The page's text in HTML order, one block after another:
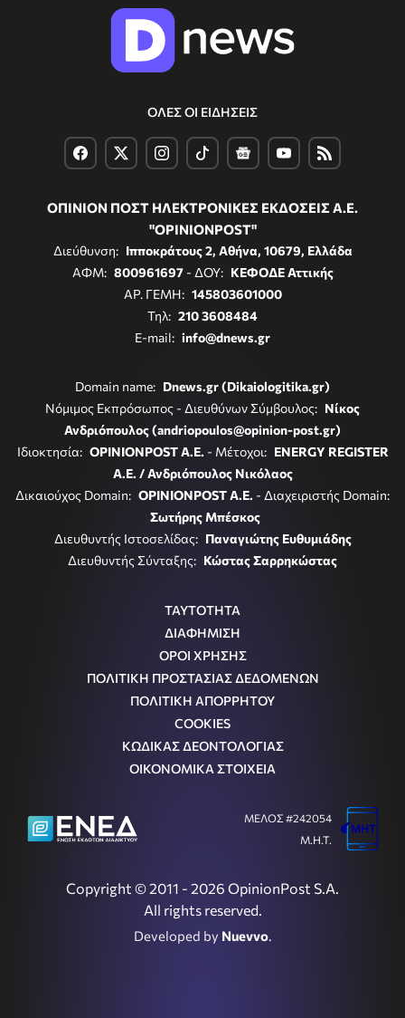
ΟΛΕΣ ΟΙ ΕΙΔΗΣΕΙΣ
ΟΠΙΝΙΟΝ ΠΟΣΤ ΗΛΕΚΤΡΟΝΙΚΕΣ ΕΚΔΟΣΕΙΣ Α.Ε.
"OPINIONPOST"
Διεύθυνση: Ιπποκράτους 2, Αθήνα, 10679, Ελλάδα
ΑΦΜ: 800961697- ΔΟΥ: ΚΕΦΟΔΕ Αττικής
ΑΡ. ΓΕΜΗ: 145803601000
Τηλ: 210 3608484
E-mail: info@dnews.gr
Domain name: Dnews.gr (Dikaiologitika.gr)
Νόμιμος Εκπρόσωπος - Διευθύνων Σύμβουλος: Νίκος
Ανδριόπουλος (andriopoulos@opinion-post.gr)
Ιδιοκτησία: OPINIONPOST A.E. - Μέτοχοι: ENERGY REGISTER
Α.Ε. / Ανδριόπουλος Νικόλαος
Δικαιούχος Domain: OPINIONPOST A.E. - Διαχειριστής Domain:
Σωτήρης Μπέσκος
Διευθυντής Ιστοσελίδας: Παναγιώτης Ευθυμιάδης
Διευθυντής Σύνταξης: Κώστας Σαρρηκώστας
ΤΑΥΤΟΤΗΤΑ
ΔΙΑΦΗΜΙΣΗ
ΟΡΟΙ ΧΡΗΣΗΣ
ΠΟΛΙΤΙΚΗ ΠΡΟΣΤΑΣΙΑΣ ΔΕΔΟΜΕΝΩΝ
ΠΟΛΙΤΙΚΗ ΑΠΟΡΡΗΤΟΥ
COOKIES
ΚΩΔΙΚΑΣ ΔΕΟΝΤΟΛΟΓΙΑΣ
ΟΙΚΟΝΟΜΙΚΑ ΣΤΟΙΧΕΙΑ
Copyright © 2011 - 2026 OpinionPost S.A.
All rights reserved.
Developed by Nuevvo.
ΜΕΛΟΣ #242054
Μ.Η.Τ.